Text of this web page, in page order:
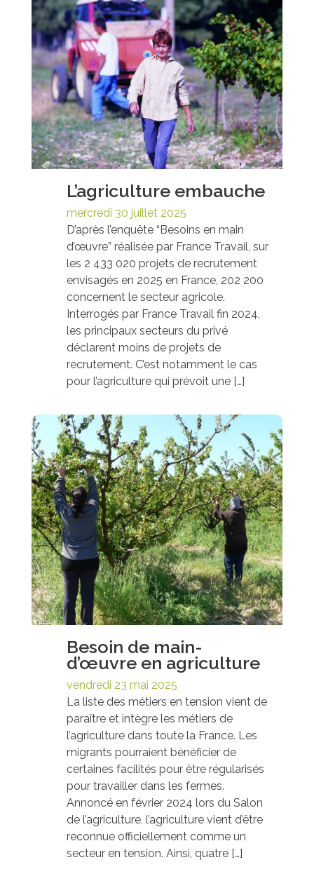
L’agriculture embauche
mercredi 30 juillet 2025
D’après l’enquête “Besoins en main
d’œuvre” réalisée par France Travail, sur
les 2 433 020 projets de recrutement
envisagés en 2025 en France, 202 200
concernent le secteur agricole.
Interrogés par France Travail fin 2024,
les principaux secteurs du privé
déclarent moins de projets de
recrutement. C’est notamment le cas
pour l’agriculture qui prévoit une […]
Besoin de main-
d’œuvre en agriculture
vendredi 23 mai 2025
La liste des métiers en tension vient de
paraître et intègre les métiers de
l’agriculture dans toute la France. Les
migrants pourraient bénéficier de
certaines facilités pour être régularisés
pour travailler dans les fermes.
Annoncé en février 2024 lors du Salon
de l’agriculture, l’agriculture vient d’être
reconnue officiellement comme un
secteur en tension. Ainsi, quatre […]